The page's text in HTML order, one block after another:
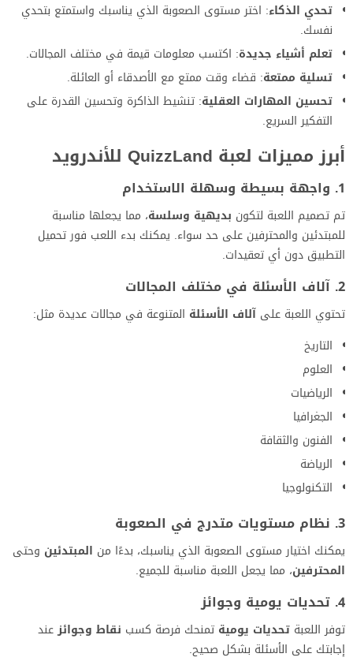
تحدي الذكاء: اختر مستوى الصعوبة الذي يناسبك واستمتع بتحدي
نفسك.
تعلم أشياء جديدة: اكتسب معلومات قيمة في مختلف المجالات.
تسلية ممتعة: قضاء وقت ممتع مع الأصدقاء أو العائلة.
تحسين المهارات العقلية: تنشيط الذاكرة وتحسين القدرة على
التفكير السريع.
أبرز مميزات لعبة QuizzLand للأندرويد
1. واجهة بسيطة وسهلة الاستخدام
تم تصميم اللعبة لتكون بديهية وسلسة، مما يجعلها مناسبة
للمبتدئين والمحترفين على حد سواء. يمكنك بدء اللعب فور تحميل
التطبيق دون أي تعقيدات.
2. آلاف الأسئلة في مختلف المجالات
تحتوي اللعبة على آلاف الأسئلة المتنوعة في مجالات عديدة مثل:
التاريخ
العلوم
الرياضيات
الجغرافيا
الفنون والثقافة
الرياضة
التكنولوجيا
3. نظام مستويات متدرج في الصعوبة
يمكنك اختيار مستوى الصعوبة الذي يناسبك، بدءًا من المبتدئين وحتى
المحترفين، مما يجعل اللعبة مناسبة للجميع.
4. تحديات يومية وجوائز
توفر اللعبة تحديات يومية تمنحك فرصة كسب نقاط وجوائزعند
إجابتك على الأسئلة بشكل صحيح.